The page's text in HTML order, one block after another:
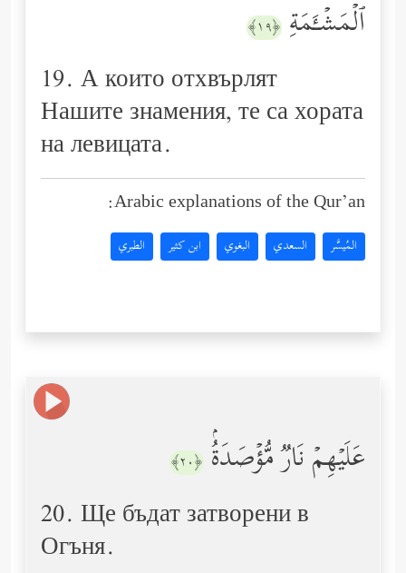
ٱلۡمَشۡـَٔمَةِ ﴿١٩﴾
19. А които отхвърлят
Нашите знамения, те са хората
на левицата.
Arabic explanations of the Qur’an:
المُيسَّر السعدي البغوي ابن كثير الطبري
عَلَیۡهِمۡ نَارࣱ مُّؤۡصَدَةُۢ ﴿٢٠﴾
20. Ще бъдат затворени в
Огъня.